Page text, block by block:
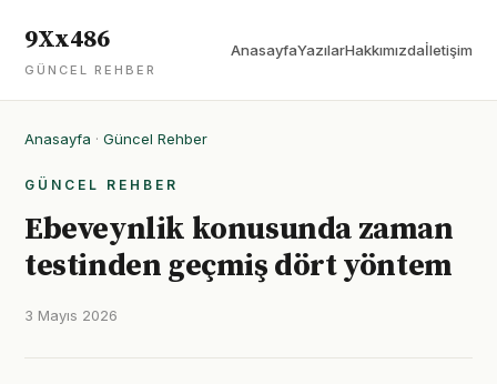
9Xx486
GÜNCEL REHBER
AnasayfaYazılarHakkımızdaİletişim
Anasayfa · Güncel Rehber
GÜNCEL REHBER
Ebeveynlik konusunda zaman
testinden geçmiş dört yöntem
3 Mayıs 2026